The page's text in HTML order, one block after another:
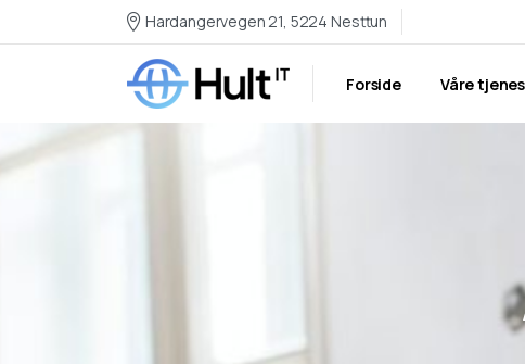
Hardangervegen 21, 5224 Nesttun
Forside Våre